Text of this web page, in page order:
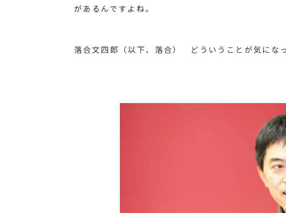
があるんですよね。
落合文四郎（以下、落合） どういうことが気にな